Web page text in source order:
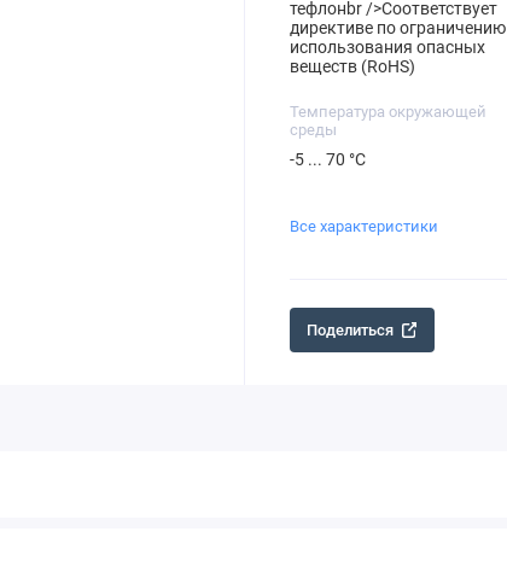
тефлонbr />Соответствует
директиве по ограничению
использования опасных
веществ (RoHS)
Температура окружающей
среды
-5 ... 70 °C
Все характеристики
Поделиться